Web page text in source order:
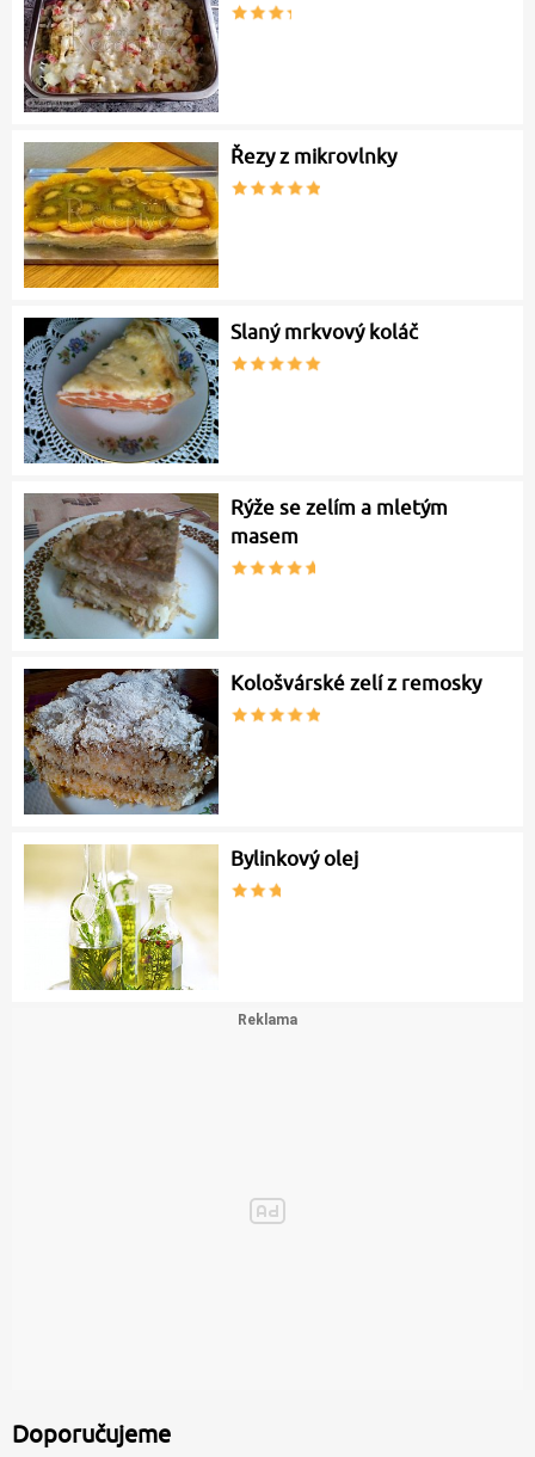
Řezy z mikrovlnky
Slaný mrkvový koláč
Rýže se zelím a mletým
masem
Kološvárské zelí z remosky
Bylinkový olej
Doporučujeme